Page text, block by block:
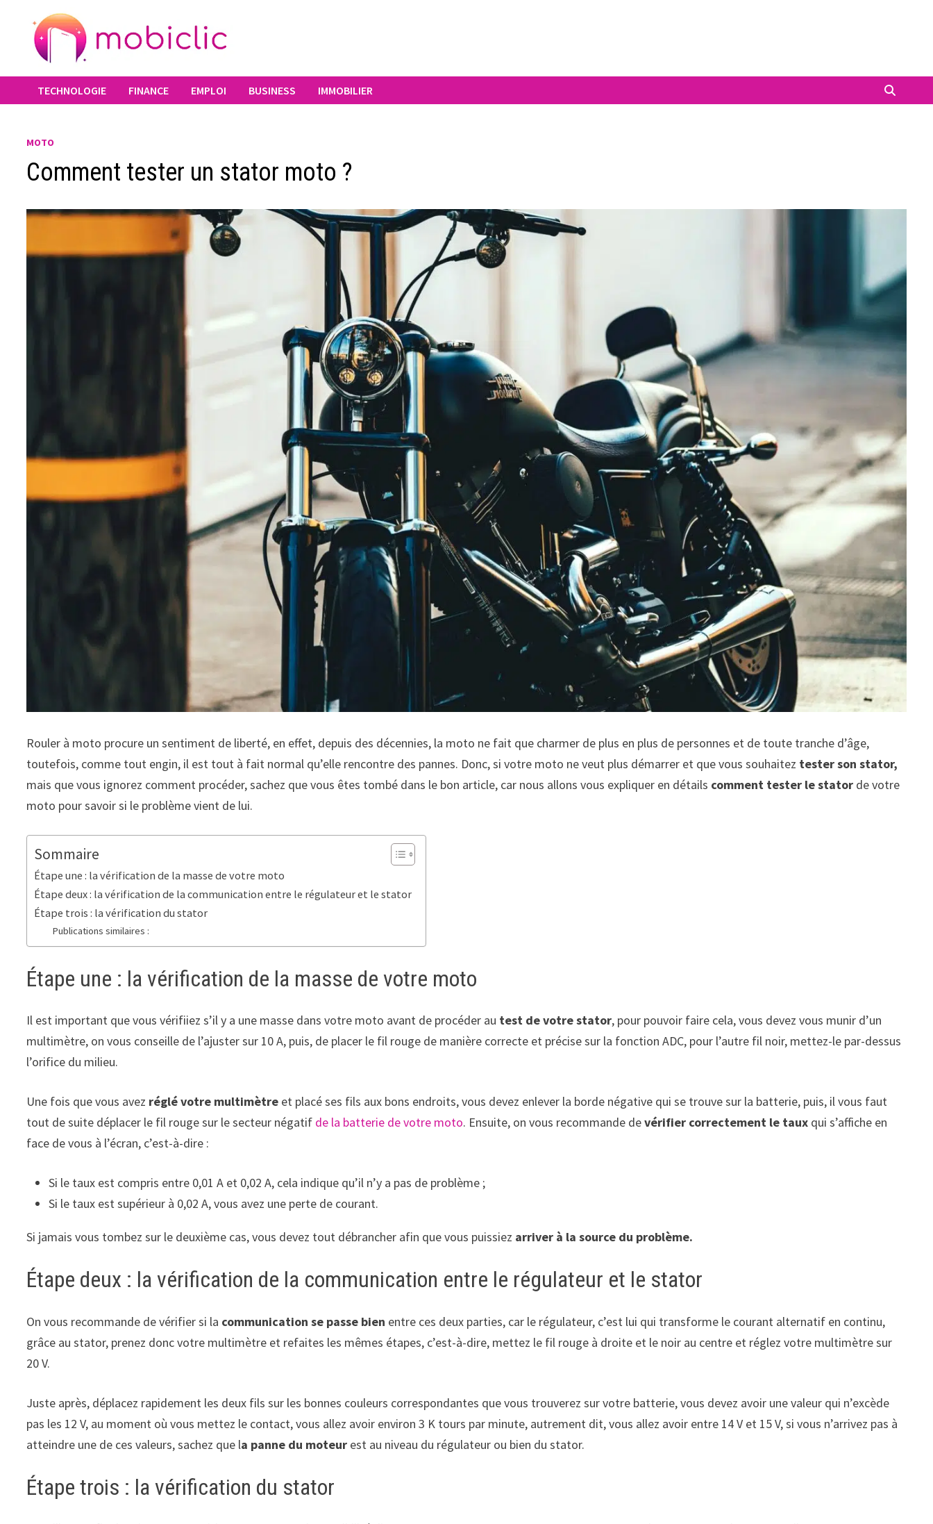
contenu
TECHNOLOGIE FINANCE EMPLOI BUSINESS IMMOBILIER
MOTO
Comment tester un stator moto ?
Rouler à moto procure un sentiment de liberté, en effet, depuis des décennies, la moto ne fait que charmer de plus en plus de personnes et de toute tranche d’âge,
toutefois, comme tout engin, il est tout à fait normal qu’elle rencontre des pannes. Donc, si votre moto ne veut plus démarrer et que vous souhaitez tester son stator,
mais que vous ignorez comment procéder, sachez que vous êtes tombé dans le bon article, car nous allons vous expliquer en détails comment tester le stator de votre
moto pour savoir si le problème vient de lui.
Sommaire
Étape une : la vérification de la masse de votre moto
Étape deux : la vérification de la communication entre le régulateur et le stator
Étape trois : la vérification du stator
Publications similaires :
Étape une : la vérification de la masse de votre moto
Il est important que vous vérifiiez s’il y a une masse dans votre moto avant de procéder au test de votre stator, pour pouvoir faire cela, vous devez vous munir d’un
multimètre, on vous conseille de l’ajuster sur 10 A, puis, de placer le fil rouge de manière correcte et précise sur la fonction ADC, pour l’autre fil noir, mettez-le par-dessus
l’orifice du milieu.
Une fois que vous avez réglé votre multimètre et placé ses fils aux bons endroits, vous devez enlever la borde négative qui se trouve sur la batterie, puis, il vous faut
tout de suite déplacer le fil rouge sur le secteur négatif de la batterie de votre moto. Ensuite, on vous recommande devérifier correctement le taux qui s’affiche en
face de vous à l’écran, c’est-à-dire :
Si le taux est compris entre 0,01 A et 0,02 A, cela indique qu’il n’y a pas de problème ;
Si le taux est supérieur à 0,02 A, vous avez une perte de courant.
Si jamais vous tombez sur le deuxième cas, vous devez tout débrancher afin que vous puissiez arriver à la source du problème.
Étape deux : la vérification de la communication entre le régulateur et le stator
On vous recommande de vérifier si la communication se passe bien entre ces deux parties, car le régulateur, c’est lui qui transforme le courant alternatif en continu,
grâce au stator, prenez donc votre multimètre et refaites les mêmes étapes, c’est-à-dire, mettez le fil rouge à droite et le noir au centre et réglez votre multimètre sur
20 V.
Juste après, déplacez rapidement les deux fils sur les bonnes couleurs correspondantes que vous trouverez sur votre batterie, vous devez avoir une valeur qui n’excède
pas les 12 V, au moment où vous mettez le contact, vous allez avoir environ 3 K tours par minute, autrement dit, vous allez avoir entre 14 V et 15 V, si vous n’arrivez pas à
atteindre une de ces valeurs, sachez que la panne du moteur est au niveau du régulateur ou bien du stator.
Étape trois : la vérification du stator